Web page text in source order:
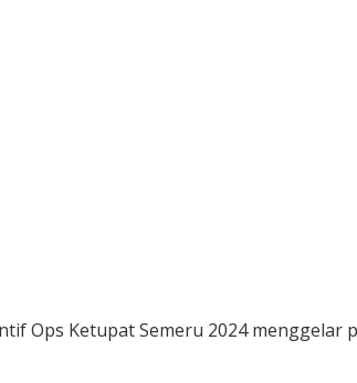
Ops Ketupat Semeru 2024 menggelar